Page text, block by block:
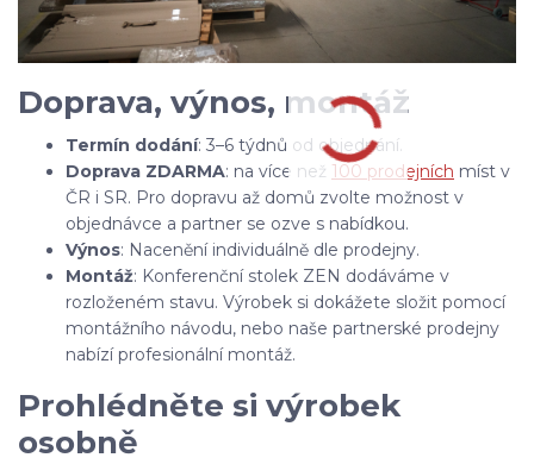
Doprava, výnos, montáž
Termín dodání: 3–6 týdnů od objednání.
Doprava ZDARMA: na více než 100 prodejních míst v
ČR i SR. Pro dopravu až domů zvolte možnost v
objednávce a partner se ozve s nabídkou.
Výnos: Nacenění individuálně dle prodejny.
Montáž: Konferenční stolek ZEN dodáváme v
rozloženém stavu. Výrobek si dokážete složit pomocí
montážního návodu, nebo naše partnerské prodejny
nabízí profesionální montáž.
Prohlédněte si výrobek
osobně